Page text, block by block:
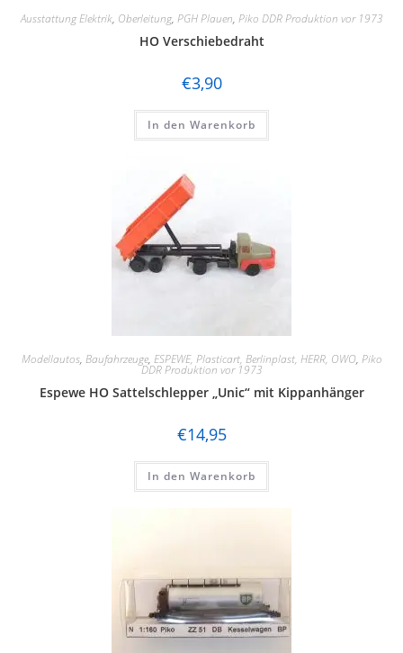
Ausstattung Elektrik, Oberleitung, PGH Plauen, Piko DDR Produktion vor 1973
HO Verschiebedraht
€3,90
In den Warenkorb
Modellautos, Baufahrzeuge, ESPEWE, Plasticart, Berlinplast, HERR, OWO, Piko
DDR Produktion vor 1973
Espewe HO Sattelschlepper „Unic“ mit Kippanhänger
€14,95
In den Warenkorb